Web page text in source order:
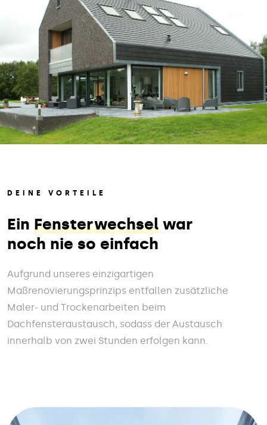
DEINE VORTEILE
Ein Fensterwechsel war
noch nie so einfach
Aufgrund unseres einzigartigen
Maßrenovierungsprinzips entfallen zusätzliche
Maler- und Trockenarbeiten beim
Dachfensteraustausch, sodass der Austausch
innerhalb von zwei Stunden erfolgen kann.